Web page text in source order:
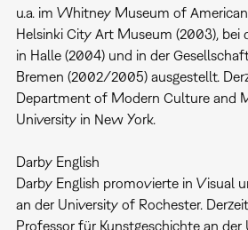
u.a. im Whitney Museum of
Helsinki City Art Museum (2003), bei
in Halle (2004) und in der
Bremen (2002/2005) ausgestellt.
Department of Modern Culture and
University in New York.
Darby English
Darby English promovierte in Visual
an der University of Rochester.
Professor für Kunstgeschichte an der